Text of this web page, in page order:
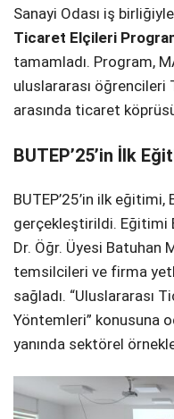
Sanayi Odası iş
Ticaret Elçileri
tamamladı. Program,
uluslararası öğrencileri
arasında ticaret
BUTEP’25’in İlk
BUTEP’25’in ilk
gerçekleştirildi. Eğitimi
Dr. Öğr. Üyesi Batuhan
temsilcileri ve firma
sağladı. “Uluslararası
Yöntemleri” konusuna
yanında sektörel